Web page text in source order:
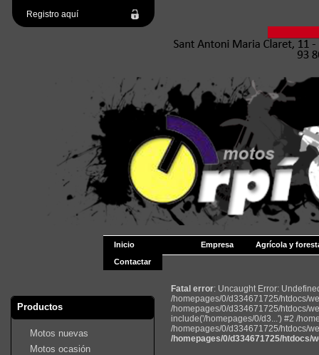
Registro aquí
Inicio Empresa
Agrícola y
Contactar
Productos
Motos nuevas
Motos ocasión
Fatal error: Uncaught Error:
/homepages/0/d334671725/htdocs/
/homepages/0/d334671725/htdocs/
include('/homepages/0/d3...') #2 /
/homepages/0/d334671725/htdocs/
/homepages/0/d334671725/htdocs/